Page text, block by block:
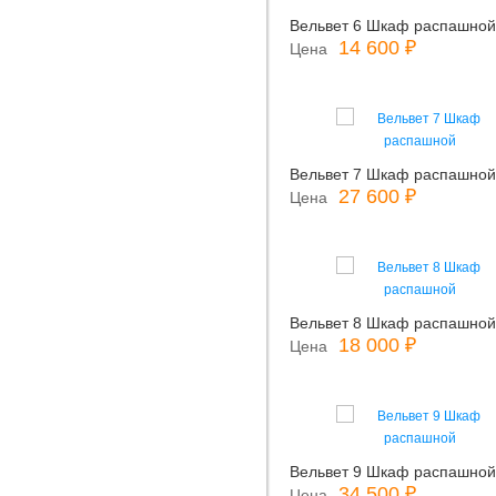
Вельвет 6 Шкаф распашной
Цена
14 600 ₽
Вельвет 7 Шкаф распашной
Цена
27 600 ₽
Вельвет 8 Шкаф распашной
Цена
18 000 ₽
Вельвет 9 Шкаф распашной